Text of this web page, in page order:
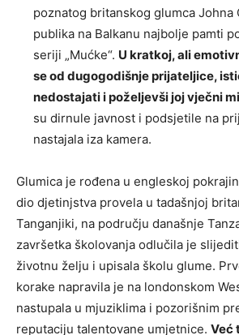
poznatog britanskog glumca Johna
publika na Balkanu najbolje pamti
seriji „Mućke“. U kratkoj, ali
se od dugogodišnje prijateljice,
nedostajati i poželjevši joj vječni
su dirnule javnost i podsjetile na
nastajala iza kamera.
Glumica je rođena u engleskoj
dio djetinjstva provela u tadašnjoj
Tanganjiki, na području današnje
završetka školovanja odlučila je
životnu želju i upisala školu glume.
korake napravila je na londonskom
nastupala u mjuziklima i pozorišnim
reputaciju talentovane umjetnice. Već